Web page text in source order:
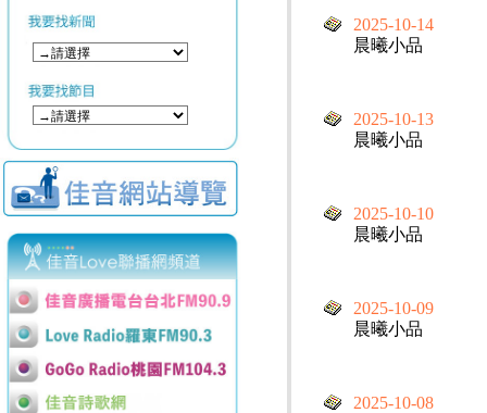
2025-10-14
晨曦小品
2025-10-13
晨曦小品
2025-10-10
晨曦小品
2025-10-09
晨曦小品
2025-10-08